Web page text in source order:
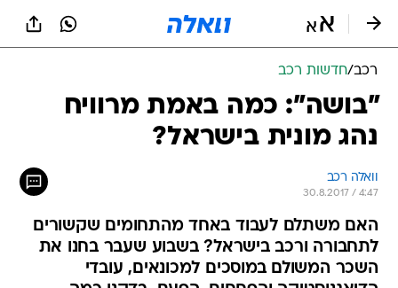
רכב/חדשות רכב
"בושה": כמה באמת מרוויח
נהג מונית בישראל?
וואלה רכב
30.8.2017 / 4:47
האם משתלם לעבוד באחד מהתחומים שקשורים
לתחבורה ורכב בישראל? בשבוע שעבר בחנו את
השכר המשולם במוסכים למכונאים, עובדי